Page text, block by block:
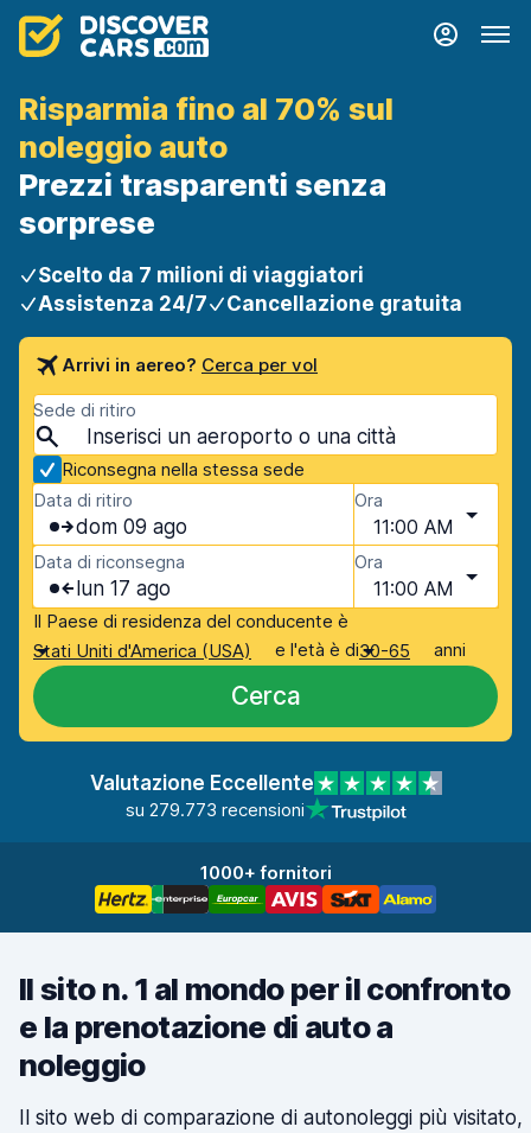
Risparmia fino al 70% sul
noleggio auto
Prezzi trasparenti senza
sorprese
Scelto da 7 milioni di viaggiatori
Assistenza 24/7
Cancellazione gratuita
Arrivi in aereo? Cerca per vol
Sede di ritiro
Riconsegna nella stessa sede
Data di ritiro
dom 09 ago
Ora
11:00 AM
Data di riconsegna
lun 17 ago
Ora
11:00 AM
Il Paese di residenza del conducente è
Stati Uniti d'America (USA)
e l'età è di30-65 anni
Cerca
Valutazione Eccellente
su 279.773 recensioni
1000+ fornitori
Il sito n. 1 al mondo per il confronto
e la prenotazione di auto a
noleggio
Il sito web di comparazione di autonoleggi più visitato,